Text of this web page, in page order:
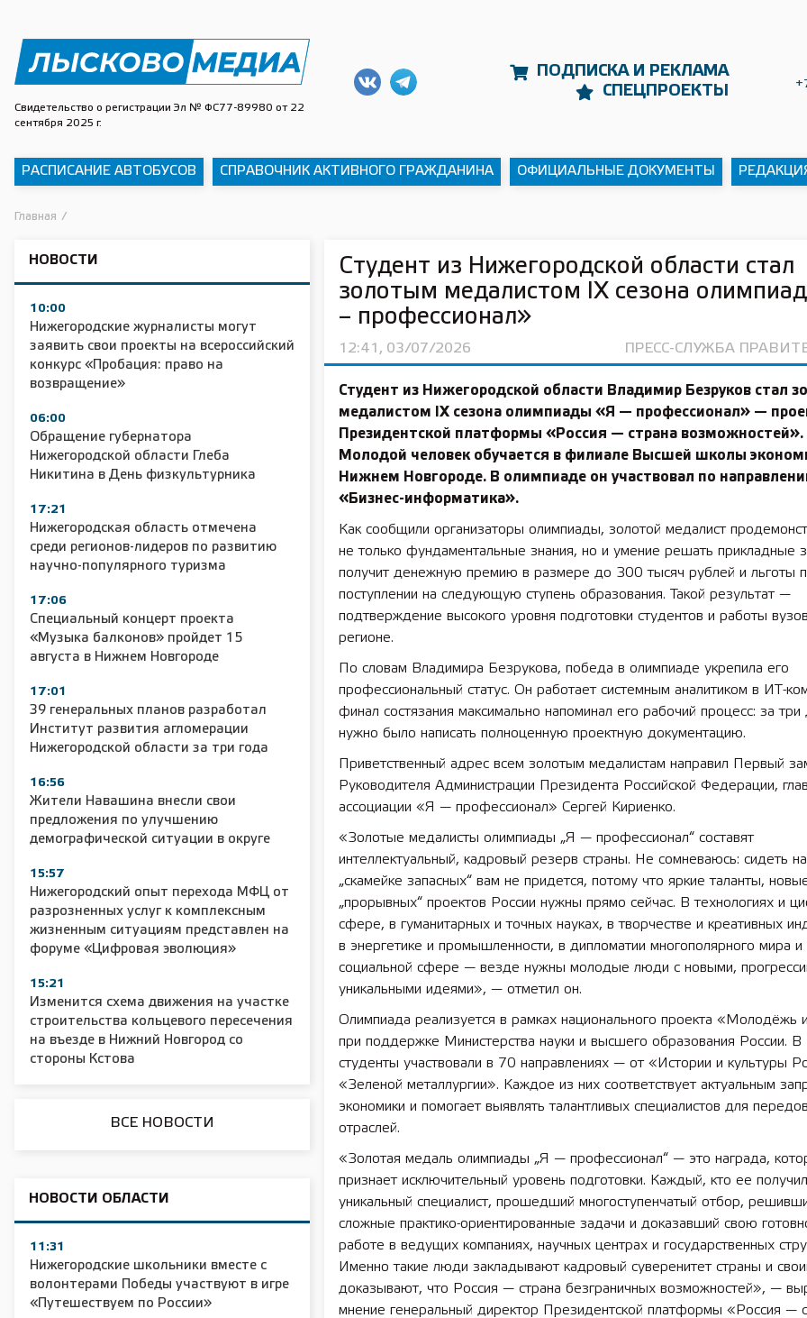
Свидетельство о регистрации Эл № ФС77-89980 от 22
сентября 2025 г.
ПОДПИСКА И РЕКЛАМА
СПЕЦПРОЕКТЫ
РАСПИСАНИЕ АВТОБУСОВ СПРАВОЧНИК АКТИВНОГО ГРАЖДАНИНА ОФИЦИАЛЬНЫЕ ДОКУМЕНТЫ
Главная /
НОВОСТИ
10:00
Нижегородские журналисты могут
заявить свои проекты на всероссийский
конкурс «Пробация: право на
возвращение»
06:00
Обращение губернатора
Нижегородской области Глеба
Никитина в День физкультурника
17:21
Нижегородская область отмечена
среди регионов-лидеров по развитию
научно-популярного туризма
17:06
Специальный концерт проекта
«Музыка балконов» пройдет 15
августа в Нижнем Новгороде
17:01
39 генеральных планов разработал
Институт развития агломерации
Нижегородской области за три года
16:56
Жители Навашина внесли свои
предложения по улучшению
демографической ситуации в округе
15:57
Нижегородский опыт перехода МФЦ от
разрозненных услуг к комплексным
жизненным ситуациям представлен на
форуме «Цифровая эволюция»
15:21
Изменится схема движения на участке
строительства кольцевого пересечения
на въезде в Нижний Новгород со
стороны Кстова
ВСЕ НОВОСТИ
НОВОСТИ ОБЛАСТИ
11:31
Нижегородские школьники вместе с
волонтерами Победы участвуют в игре
«Путешествуем по России»
Студент из Нижегородской области стал
золотым медалистом IX сезона
– профессионал»
12:41, 03/07/2026 ПРЕСС-СЛУЖБА
Студент из Нижегородской области Владимир Безруков стал
медалистом IX сезона олимпиады «Я — профессионал» —
Президентской платформы «Россия — страна возможностей».
Молодой человек обучается в филиале Высшей школы
Нижнем Новгороде. В олимпиаде он участвовал по
«Бизнес-информатика».
Как сообщили организаторы олимпиады, золотой медалист
не только фундаментальные знания, но и умение решать прикладные
получит денежную премию в размере до 300 тысяч рублей и льготы
поступлении на следующую ступень образования. Такой результат —
подтверждение высокого уровня подготовки студентов и работы
регионе.
По словам Владимира Безрукова, победа в олимпиаде укрепила его
профессиональный статус. Он работает системным аналитиком в ИТ-
финал состязания максимально напоминал его рабочий процесс: за три
нужно было написать полноценную проектную документацию.
Приветственный адрес всем золотым медалистам направил Первый
Руководителя Администрации Президента Российской Федерации,
ассоциации «Я — профессионал» Сергей Кириенко.
«Золотые медалисты олимпиады „Я — профессионал“ составят
интеллектуальный, кадровый резерв страны. Не сомневаюсь: сидеть на
„скамейке запасных“ вам не придется, потому что яркие таланты,
„прорывных“ проектов России нужны прямо сейчас. В технологиях и
сфере, в гуманитарных и точных науках, в творчестве и креативных
в энергетике и промышленности, в дипломатии многополярного мира и
социальной сфере — везде нужны молодые люди с новыми,
уникальными идеями», — отметил он.
Олимпиада реализуется в рамках национального проекта «Молодёжь
при поддержке Министерства науки и высшего образования России. В
студенты участвовали в 70 направлениях — от «Истории и культуры
«Зеленой металлургии». Каждое из них соответствует актуальным
экономики и помогает выявлять талантливых специалистов для
отраслей.
«Золотая медаль олимпиады „Я — профессионал“ — это награда,
признает исключительный уровень подготовки. Каждый, кто ее
уникальный специалист, прошедший многоступенчатый отбор,
сложные практико-ориентированные задачи и доказавший свою
работе в ведущих компаниях, научных центрах и государственных
Именно такие люди закладывают кадровый суверенитет страны и
доказывают, что Россия — страна безграничных возможностей», —
мнение генеральный директор Президентской платформы «Россия —
11 01 Сельское хозяйство 2025 2025 11 01 55 лет СОШ №2
2025 11 01 Земли
сельскохозяйственного